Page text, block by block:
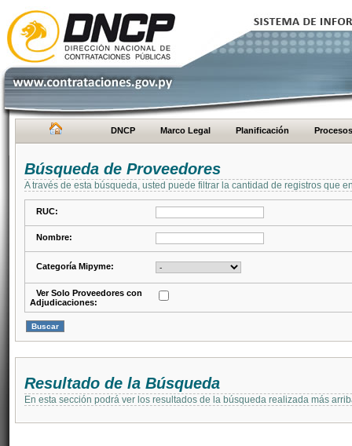
DNCP Marco Legal Planificación Procesos
Búsqueda de Proveedores
A través de esta búsqueda, usted puede filtrar la cantidad de registros que
RUC:
Nombre:
Categoría Mipyme:
Ver Solo Proveedores con
Adjudicaciones:
Resultado de la Búsqueda
En esta sección podrá ver los resultados de la búsqueda realizada más